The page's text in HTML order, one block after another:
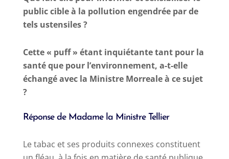
public cible à la pollution engendrée par de
tels ustensiles ?
Cette « puff » étant inquiétante tant pour la
santé que pour l’environnement, a-t-elle
échangé avec la Ministre Morreale à ce sujet
?
Réponse de Madame la Ministre Tellier
Le tabac et ses produits connexes constituent